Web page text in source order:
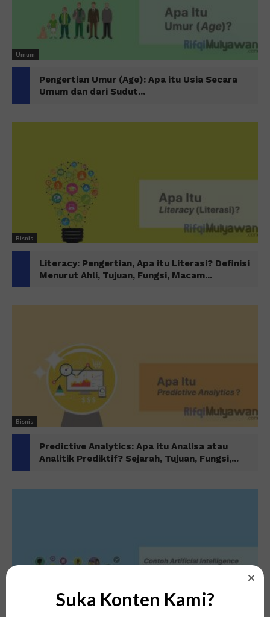
Umum
Pengertian Umur (Age): Apa itu Usia Secara
Umum dan dari Sudut...
Bisnis
Literacy: Pengertian, Apa itu Literasi? Definisi
Menurut Ahli, Tujuan, Fungsi, Macam...
Bisnis
Predictive Analytics: Apa itu Analisa atau
Analitik Prediktif? Sejarah, Tujuan, Fungsi,...
Suka Konten Kami?